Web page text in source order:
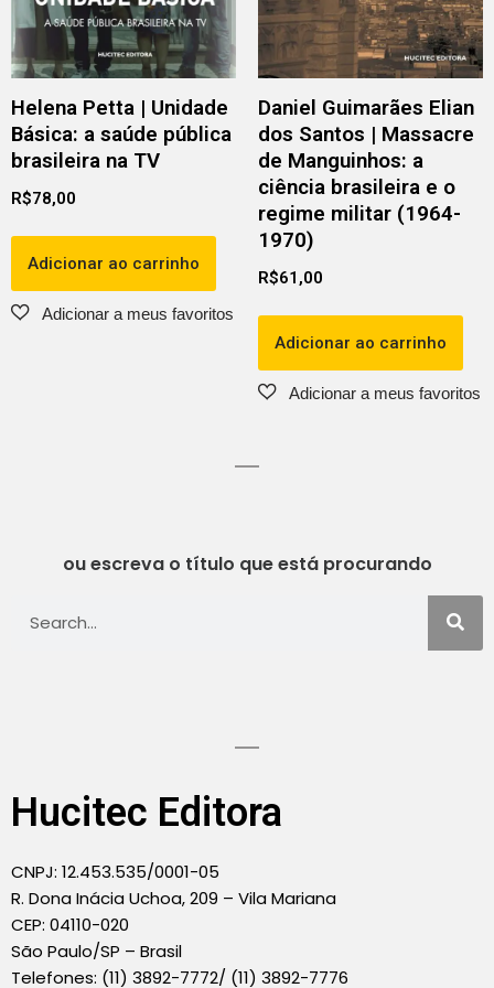
Helena Petta | Unidade
Básica: a saúde pública
brasileira na TV
R$78,00
Adicionar ao carrinho
Daniel Guimarães Elian
dos Santos | Massacre
de Manguinhos: a
ciência brasileira e o
regime militar (1964-
1970)
R$61,00
Adicionar ao carrinho
ou escreva o título que está procurando
Hucitec Editora
CNPJ: 12.453.535/0001-05
R. Dona Inácia Uchoa, 209 – Vila Mariana
CEP: 04110-020
São Paulo/SP – Brasil
Telefones: (11) 3892-7772/ (11) 3892-7776